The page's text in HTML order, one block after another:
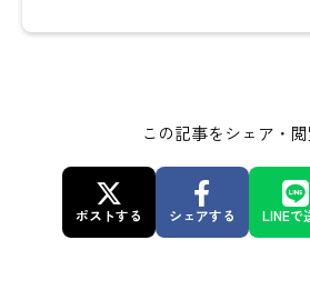
この記事をシェア・
ポストする シェアする LINEで